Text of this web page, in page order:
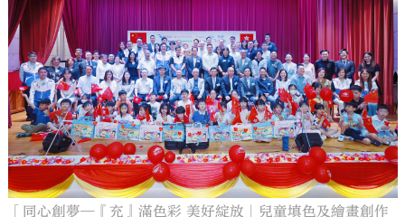
大公文匯
「同心創夢—『充』滿色彩 美好綻放」兒童填色及繪畫創作